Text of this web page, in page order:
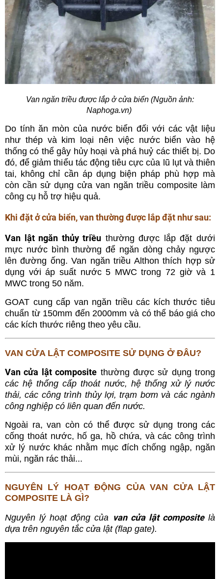
Van ngăn triều được lắp ở cửa biển (Nguồn ảnh:
Naphoga.vn)
Do tính ăn mòn của nước biển đối với các vật liệu
như thép và kim loại nên việc nước biển vào hệ
thống có thể gây hủy hoại và phá huỷ các thiết bị. Do
đó, để giảm thiểu tác động tiêu cực của lũ lụt và thiên
tai, không chỉ cần áp dụng biện pháp phù hợp mà
còn cần sử dụng cửa van ngăn triều composite làm
công cụ hỗ trợ hiệu quả.
Khi đặt ở cửa biển, van thường được lắp đặt như sau:
Van lật ngăn thủy triều thường được lắp đặt dưới
mực nước bình thường để ngăn dòng chảy ngược
lên đường ống. Van ngăn triều Althon thích hợp sử
dụng với áp suất nước 5 MWC trong 72 giờ và 1
MWC trong 50 năm.
GOAT cung cấp van ngăn triều các kích thước tiêu
chuẩn từ 150mm đến 2000mm và có thể báo giá cho
các kích thước riêng theo yêu cầu.
VAN CỬA LẬT COMPOSITE SỬ DỤNG Ở ĐÂU?
Van cửa lật composite thường được sử dụng trong
các hệ thống cấp thoát nước, hệ thống xử lý nước
thải, các công trình thủy lợi, trạm bơm và các ngành
công nghiệp có liên quan đến nước.
Ngoài ra, van còn có thể được sử dụng trong các
cống thoát nước, hố ga, hồ chứa, và các công trình
xử lý nước khác nhằm mục đích chống ngập, ngăn
mùi, ngăn rác thải...
NGUYÊN LÝ HOẠT ĐỘNG CỦA VAN CỬA LẬT
COMPOSITE LÀ GÌ?
Nguyên lý hoạt động của van cửa lật compositelà
dựa trên nguyên tắc cửa lật (flap gate).